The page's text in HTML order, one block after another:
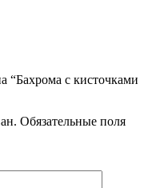
“Бахрома с кисточками
Обязательные поля